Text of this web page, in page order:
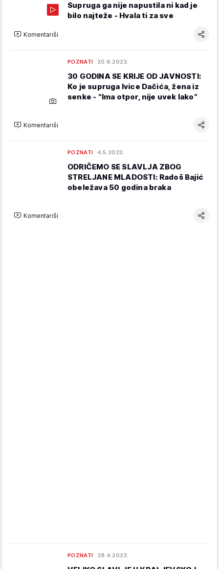
Supruga ga nije napustila ni kad je
bilo najteže - Hvala ti za sve
Komentariši
POZNATI 20.6.2023.
30 GODINA SE KRIJE OD JAVNOSTI:
Ko je supruga Ivice Dačića, žena iz
senke - "Ima otpor, nije uvek lako"
Komentariši
POZNATI 4.5.2023.
ODRIČEMO SE SLAVLJA ZBOG
STRELJANE MLADOSTI: Radoš Bajić
obeležava 50 godina braka
Komentariši
POZNATI 29.4.2023.